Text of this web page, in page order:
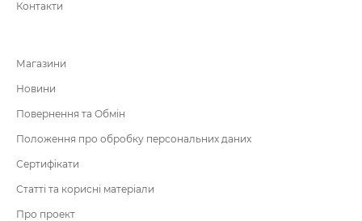
Контакти
Магазини
Новини
Повернення та Обмін
Положення про обробку персональних даних
Сертифікати
Статті та корисні матеріали
Про проект